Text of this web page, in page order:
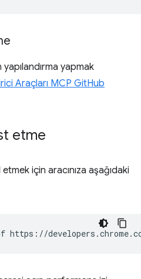
yapmak
Araçları MCP GitHub
etme
için aracınıza aşağıdaki